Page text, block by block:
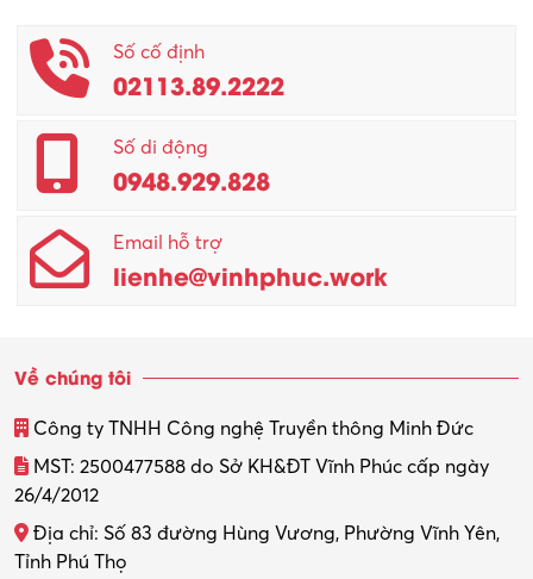
Phục vụ khác
Promotion Girl (PG)
Quản lý – Giám đốc
Quản lý chất lượng – QC
Quản lý sản xuất
Quản trị kinh doanh
Thiết kế nội thất
Thợ máy – Ô tô – Xe máy
Số cố định
02113.89.2222
Số di động
0948.929.828
Email hỗ trợ
lienhe@vinhphuc.work
Về chúng tôi
Công ty TNHH Công nghệ Truyền thông Minh Đức
MST: 2500477588 do Sở KH&ĐT Vĩnh Phúc cấp ngày
26/4/2012
Địa chỉ: Số 83 đường Hùng Vương, Phường Vĩnh Yên,
Tỉnh Phú Thọ